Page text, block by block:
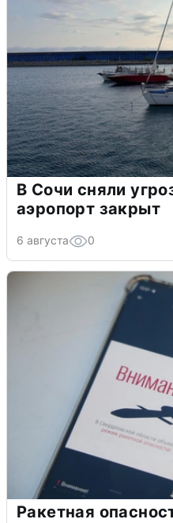
В Сочи сняли
аэропорт закрыт
6 августа 0
Ракетная